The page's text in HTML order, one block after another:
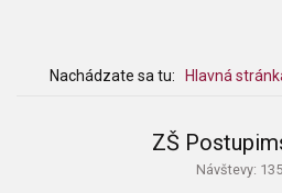
Nachádzate sa tu: Hlavná
ZŠ
Návštevy: